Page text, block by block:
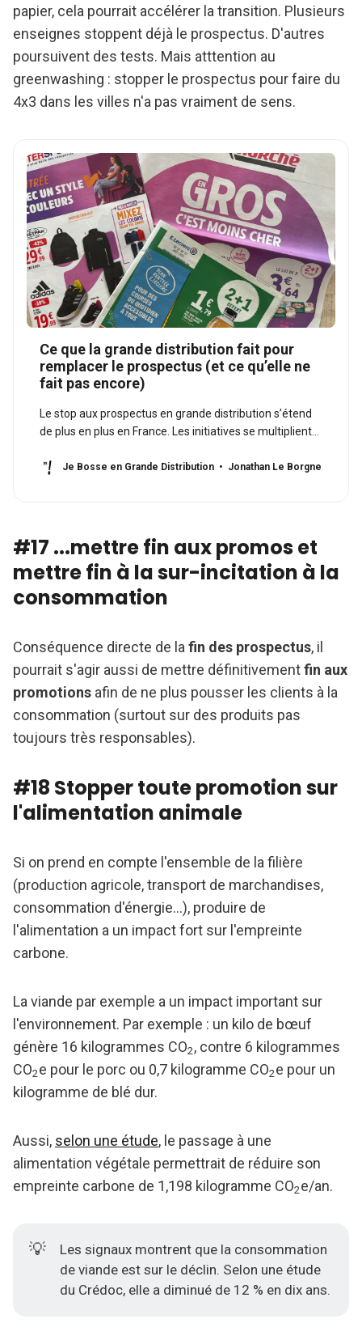
papier, cela pourrait accélérer la transition. Plusieurs
enseignes stoppent déjà le prospectus. D'autres
poursuivent des tests. Mais atttention au
greenwashing : stopper le prospectus pour faire du
4x3 dans les villes n'a pas vraiment de sens.
Ce que la grande distribution fait pour
remplacer le prospectus (et ce qu’elle ne
fait pas encore)
Le stop aux prospectus en grande distribution s’étend
de plus en plus en France. Les initiatives se multiplient
Je Bosse en Grande Distribution Jonathan Le Borgne
#17 ...mettre fin aux promos et
mettre fin à la sur-incitation à la
consommation
Conséquence directe de la fin des prospectus, il
pourrait s'agir aussi de mettre définitivementfin aux
promotions afin de ne plus pousser les clients à la
consommation (surtout sur des produits pas
toujours très responsables).
#18 Stopper toute promotion sur
l'alimentation animale
Si on prend en compte l'ensemble de la filière
(production agricole, transport de marchandises,
consommation d'énergie...), produire de
l'alimentation a un impact fort sur l'empreinte
carbone.
La viande par exemple a un impact important sur
l'environnement. Par exemple : un kilo de bœuf
génère 16 kilogrammes CO2, contre 6 kilogrammes
CO2e pour le porc ou 0,7 kilogramme CO2e pour un
kilogramme de blé dur.
Aussi, selon une étude, le passage à une
alimentation végétale permettrait de réduire son
empreinte carbone de 1,198 kilogramme CO2e/an.
💡
Les signaux montrent que la consommation
de viande est sur le déclin. Selon une étude
du Crédoc, elle a diminué de 12 % en dix ans.